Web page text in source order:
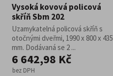
Vysoká kovová policová
skříň Sbm 202
Uzamykatelná policová skříň s
otočnými dveřmi, 1990 x 800 x 435
mm. Dodávaná se 2 ...
6 642,98 Kč
bez DPH